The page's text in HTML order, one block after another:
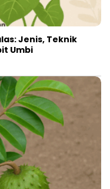
Jenis, Teknik
Umbi